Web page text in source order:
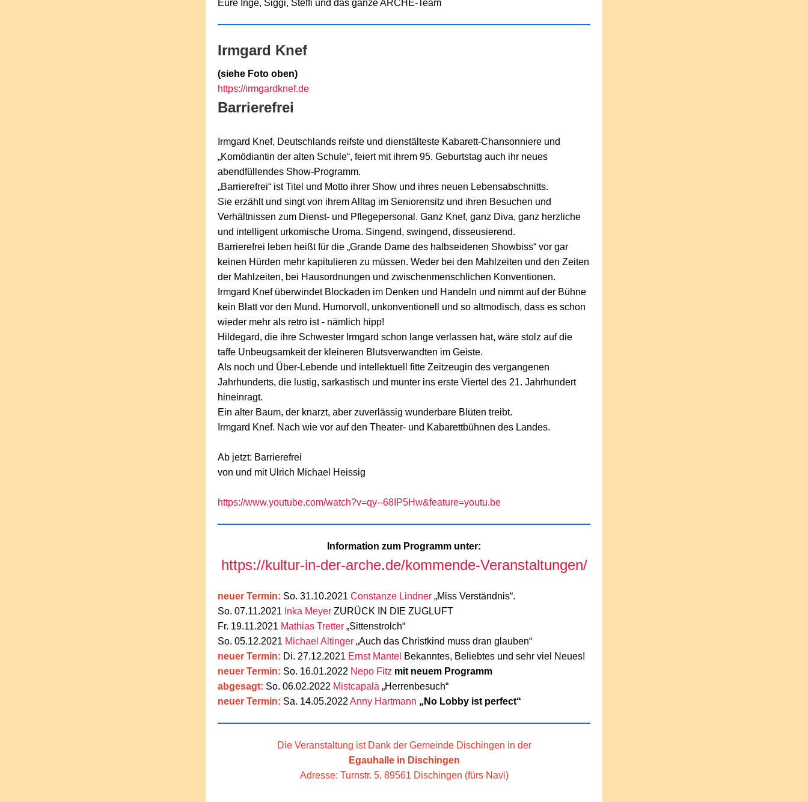
Eure Inge, Siggi, Steffi und das ganze ARCHE-Team
Irmgard Knef
(siehe Foto oben)
https://irmgardknef.de
Barrierefrei
Irmgard Knef, Deutschlands reifste und dienstälteste Kabarett-Chansonniere und
„Komödiantin der alten Schule“, feiert mit ihrem 95. Geburtstag auch ihr neues
abendfüllendes Show-Programm.
„Barrierefrei“ ist Titel und Motto ihrer Show und ihres neuen Lebensabschnitts.
Sie erzählt und singt von ihrem Alltag im Seniorensitz und ihren Besuchen und
Verhältnissen zum Dienst- und Pflegepersonal. Ganz Knef, ganz Diva, ganz herzliche
und intelligent urkomische Uroma. Singend, swingend, disseusierend.
Barrierefrei leben heißt für die „Grande Dame des halbseidenen Showbiss“ vor gar
keinen Hürden mehr kapitulieren zu müssen. Weder bei den Mahlzeiten und den Zeiten
der Mahlzeiten, bei Hausordnungen und zwischenmenschlichen Konventionen.
Irmgard Knef überwindet Blockaden im Denken und Handeln und nimmt auf der Bühne
kein Blatt vor den Mund. Humorvoll, unkonventionell und so altmodisch, dass es schon
wieder mehr als retro ist - nämlich hipp!
Hildegard, die ihre Schwester Irmgard schon lange verlassen hat, wäre stolz auf die
taffe Unbeugsamkeit der kleineren Blutsverwandten im Geiste.
Als noch und Über-Lebende und intellektuell fitte Zeitzeugin des vergangenen
Jahrhunderts, die lustig, sarkastisch und munter ins erste Viertel des 21. Jahrhundert
hineinragt.
Ein alter Baum, der knarzt, aber zuverlässig wunderbare Blüten treibt.
Irmgard Knef. Nach wie vor auf den Theater- und Kabarettbühnen des Landes.
Ab jetzt: Barrierefrei
von und mit Ulrich Michael Heissig
https://www.youtube.com/watch?v=qy--68IP5Hw&feature=youtu.be
Information zum Programm unter:
https://kultur-in-der-arche.de/kommende-Veranstaltungen/
neuer Termin: So. 31.10.2021 Constanze Lindner „Miss Verständnis“.
So. 07.11.2021 Inka Meyer ZURÜCK IN DIE ZUGLUFT
Fr. 19.11.2021 Mathias Tretter „Sittenstrolch“
So. 05.12.2021 Michael Altinger „Auch das Christkind muss dran glauben“
neuer Termin: Di. 27.12.2021 Ernst Mantel Bekanntes, Beliebtes und sehr viel Neues!
neuer Termin: So. 16.01.2022 Nepo Fitz mit neuem Programm
abgesagt: So. 06.02.2022 Mistcapala „Herrenbesuch“
neuer Termin: Sa. 14.05.2022 Anny Hartmann „No Lobby ist perfect“
Die Veranstaltung ist Dank der Gemeinde Dischingen in der
Egauhalle in Dischingen
Adresse: Turnstr. 5, 89561 Dischingen (fürs Navi)